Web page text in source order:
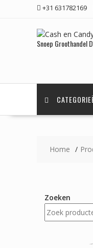
+31 631782169
Snoep Groothandel
Home
Zoeken